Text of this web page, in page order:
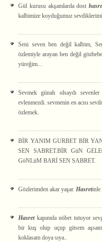
Gül kurusu akşamlarda dost
kalbimize koyduğumuz
Seni seven ben değil kalbim,
özlemiyle arayan ben değil
yüreğim...
Sevmek günah olsaydı
evlenmezdi. sevmenin en acısı
özlemek.
BİR YANIM GURBET BİR
SEN SABRET.BİR GüN
GöNLüM BARİ SEN SABRET.
Gözlerimden akar yaşar. Hasretinle
Hasretkapımda nöbet tutuyor
bir kuş olup uçup gitsem
koklasam doya sıya..